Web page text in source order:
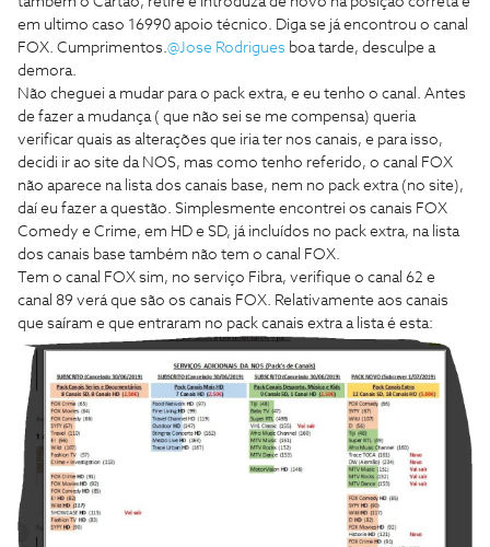
em ultimo caso 16990 apoio técnico. Diga se já encontrou o canal
FOX. Cumprimentos.@Jose Rodrigues boa tarde, desculpe a
demora.
Não cheguei a mudar para o pack extra, e eu tenho o canal. Antes
de fazer a mudança ( que não sei se me compensa) queria
verificar quais as alterações que iria ter nos canais, e para isso,
decidi ir ao site da NOS, mas como tenho referido, o canal FOX
não aparece na lista dos canais base, nem no pack extra (no site),
daí eu fazer a questão. Simplesmente encontrei os canais FOX
Comedy e Crime, em HD e SD, já incluídos no pack extra, na lista
dos canais base também não tem o canal FOX.
Tem o canal FOX sim, no serviço Fibra, verifique o canal 62 e
canal 89 verá que são os canais FOX. Relativamente aos canais
que saíram e que entraram no pack canais extra a lista é esta: